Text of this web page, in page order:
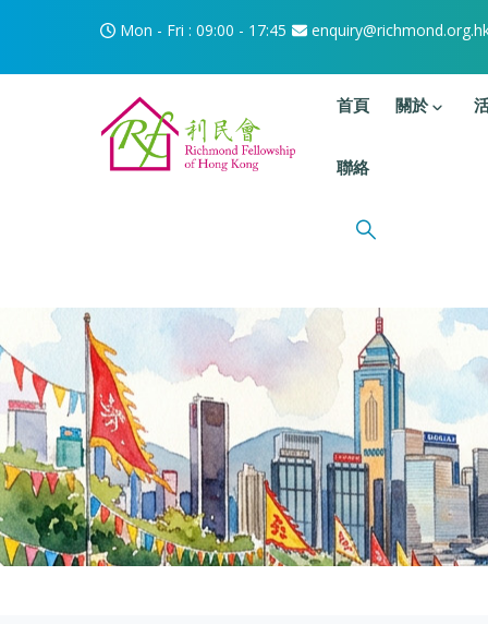
Mon - Fri : 09:00 - 17:45
主選單
首頁 關於
聯絡